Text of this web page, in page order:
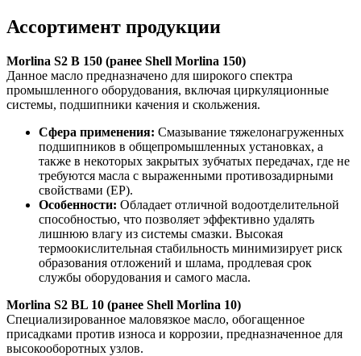
Ассортимент продукции
Morlina S2 B 150 (ранее Shell Morlina 150)
Данное масло предназначено для широкого спектра
промышленного оборудования, включая циркуляционные
системы, подшипники качения и скольжения.
Сфера применения: Смазывание тяжелонагруженных
подшипников в общепромышленных установках, а
также в некоторых закрытых зубчатых передачах, где не
требуются масла с выраженными противозадирными
свойствами (EP).
Особенности: Обладает отличной водоотделительной
способностью, что позволяет эффективно удалять
лишнюю влагу из системы смазки. Высокая
термоокислительная стабильность минимизирует риск
образования отложений и шлама, продлевая срок
службы оборудования и самого масла.
Morlina S2 BL 10 (ранее Shell Morlina 10)
Специализированное маловязкое масло, обогащенное
присадками против износа и коррозии, предназначенное для
высокооборотных узлов.